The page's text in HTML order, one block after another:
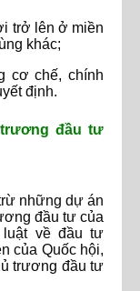
trở lên ở miền
khác;
cơ chế, chính
định.
đầu tư
những dự án
đầu tư của
luật về đầu tư
của Quốc hội,
trương đầu tư